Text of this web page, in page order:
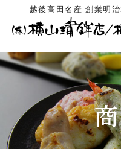
越後高田名産 創業明